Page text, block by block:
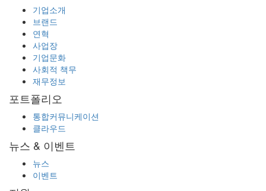
기업소개
브랜드
연혁
사업장
기업문화
사회적 책무
재무정보
포트폴리오
통합커뮤니케이션
클라우드
뉴스 & 이벤트
뉴스
이벤트